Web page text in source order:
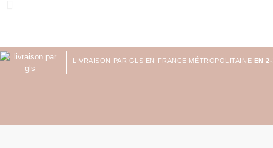
LIVRAISON PAR GLS EN FRANCE MÉTROPOLITAINE EN